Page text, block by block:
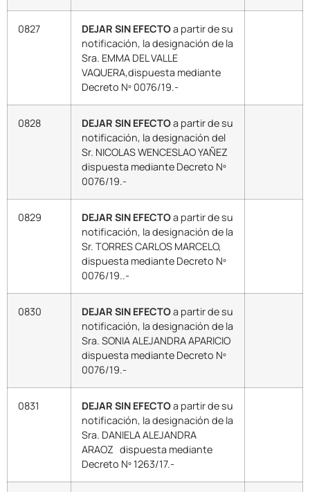
0827 DEJAR SIN EFECTOa partir de su
notificación, la designación de la
Sra. EMMA DEL VALLE
VAQUERA,dispuesta mediante
Decreto Nº 0076/19.-
0828 DEJAR SIN EFECTOa partir de su
notificación, la designación del
Sr. NICOLAS WENCESLAO YAÑEZ
dispuesta mediante Decreto Nº
0076/19.-
0829 DEJAR SIN EFECTOa partir de su
notificación, la designación de la
Sr. TORRES CARLOS MARCELO,
dispuesta mediante Decreto Nº
0076/19..-
0830 DEJAR SIN EFECTOa partir de su
notificación, la designación de la
Sra. SONIA ALEJANDRA APARICIO
dispuesta mediante Decreto Nº
0076/19.-
0831 DEJAR SIN EFECTOa partir de su
notificación, la designación de la
Sra. DANIELA ALEJANDRA
ARAOZ dispuesta mediante
Decreto Nº 1263/17.-